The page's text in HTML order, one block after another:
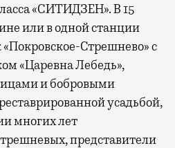
«СИТИДЗЕН». В 15
или в одной станции
Стрешнево» с
«Царевна Лебедь»,
и бобровыми
усадьбой,
многих лет
представители